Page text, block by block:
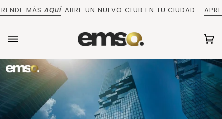
directamente
contenido
MÁSAQUÍ ABRE UN NUEVO CLUB EN TU CIUDAD -